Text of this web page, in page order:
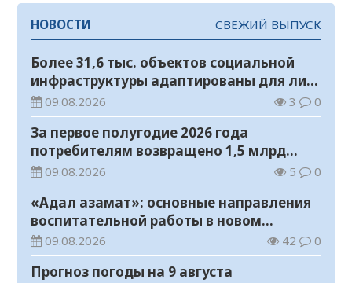
НОВОСТИ СВЕЖИЙ ВЫПУСК
Более 31,6 тыс. объектов социальной
инфраструктуры адаптированы для лиц
с инвалидностью
09.08.2026 3 0
За первое полугодие 2026 года
потребителям возвращено 1,5 млрд
тенге
09.08.2026 5 0
«Адал азамат»: основные направления
воспитательной работы в новом
учебном году
09.08.2026 42 0
Прогноз погоды на 9 августа